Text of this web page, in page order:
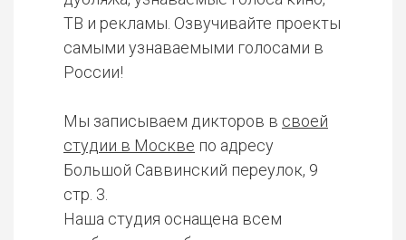
ТВ и рекламы. Озвучивайте проекты
самыми узнаваемыми голосами в
России!
Мы записываем дикторов в своей
студии в Москве по адресу
Большой Саввинский переулок, 9
стр. 3.
Наша студия оснащена всем